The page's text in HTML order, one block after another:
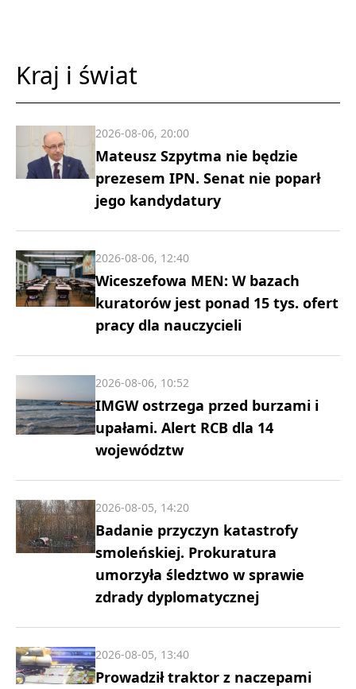
Kraj i świat
Mateusz Szpytma nie będzie
prezesem IPN. Senat nie poparł
jego kandydatury
2026-08-06, 20:00
Wiceszefowa MEN: W bazach
kuratorów jest ponad 15 tys. ofert
pracy dla nauczycieli
2026-08-06, 12:40
IMGW ostrzega przed burzami i
upałami. Alert RCB dla 14
województw
2026-08-06, 10:52
Badanie przyczyn katastrofy
smoleńskiej. Prokuratura
umorzyła śledztwo w sprawie
zdrady dyplomatycznej
2026-08-05, 14:20
Prowadził traktor z naczepami
2026-08-05, 13:40